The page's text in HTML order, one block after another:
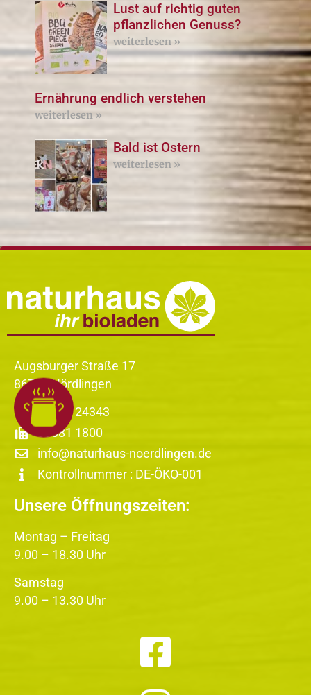
Lust auf richtig guten
pflanzlichen Genuss?
weiterlesen »
Ernährung endlich verstehen
weiterlesen »
Bald ist Ostern
weiterlesen »
Augsburger Straße 17
86720 Nördlingen
09081 24343
09081 1800
info@naturhaus-noerdlingen.de
Kontrollnummer : DE-ÖKO-001
Unsere Öffnungszeiten:
Montag – Freitag
9.00 – 18.30 Uhr
Samstag
9.00 – 13.30 Uhr